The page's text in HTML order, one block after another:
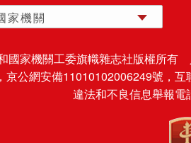
家機關
國家機關工委旗幟雜志社版權所
，京公網安備11010102006249號， 互
違法和不良信息舉報